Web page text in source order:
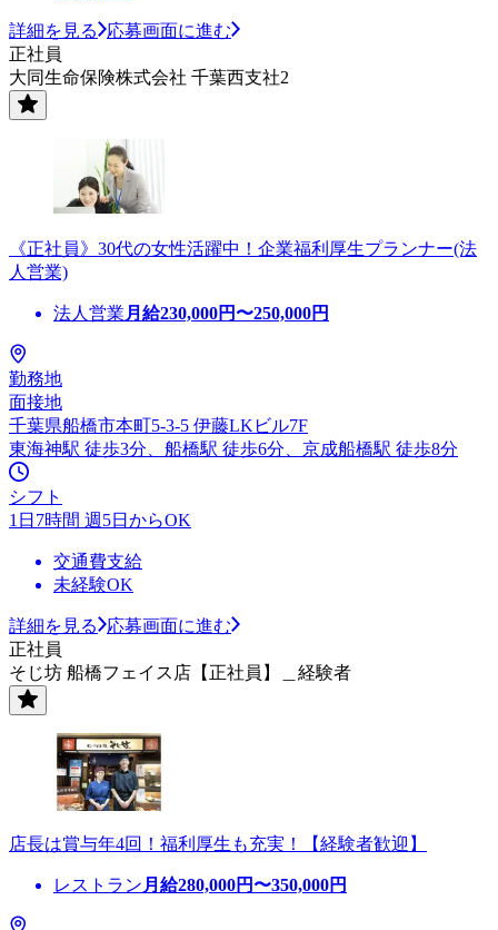
詳細を見る
応募画面に進む
正社員
大同生命保険株式会社 千葉西支社2
《正社員》30代の女性活躍中！企業福利厚生プランナー(法
人営業)
法人営業 月給230,000円〜250,000円
勤務地
面接地
千葉県船橋市本町5-3-5 伊藤LKビル7F
東海神駅 徒歩3分、船橋駅 徒歩6分、京成船橋駅 徒歩8分
シフト
1日7時間 週5日からOK
交通費支給
未経験OK
詳細を見る
応募画面に進む
正社員
そじ坊 船橋フェイス店【正社員】＿経験者
店長は賞与年4回！福利厚生も充実！【経験者歓迎】
レストラン 月給280,000円〜350,000円